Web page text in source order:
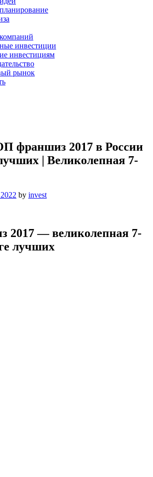
инвестиции
инвестициям
рынок
франшиз 2017 в России
| Великолепная 7-
by invest
2017 — великолепная 7-
лучших